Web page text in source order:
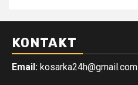
KONTAKT
Email: kosarka24h@gmail.com